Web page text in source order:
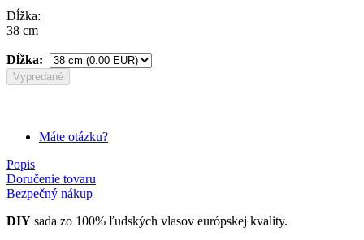
Dĺžka:
38 cm
Dĺžka:
Vypredané
Máte otázku?
Popis
Doručenie tovaru
Bezpečný nákup
DIY sada zo 100% ľudských vlasov európskej kvality.